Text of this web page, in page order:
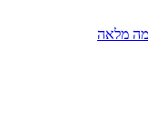
מלאה